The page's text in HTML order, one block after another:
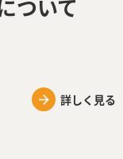
ついて
詳しく見る